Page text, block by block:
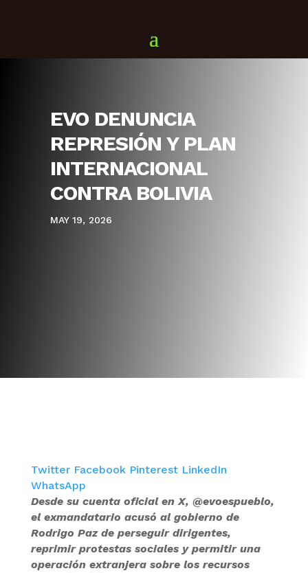
EVO DENUNCIA
REPRESIÓN Y PLAN
INTERNACIONAL
CONTRA BOLIVIA
MAY 19, 2026
Twitter Facebook Pinterest LinkedIn
WhatsApp
Desde su cuenta oficial en X, @evoespueblo,
el exmandatario acusó al gobierno de
Rodrigo Paz de perseguir dirigentes,
reprimir protestas sociales y permitir una
operación extranjera sobre los recursos